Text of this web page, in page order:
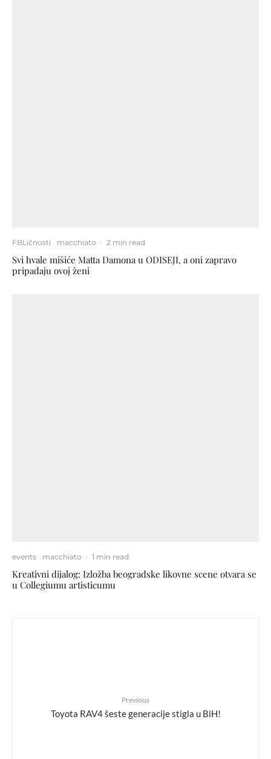
FBLičnosti macchiato · 2 min read
Svi hvale mišiće Matta Damona u ODISEJI, a oni zapravo
pripadaju ovoj ženi
events macchiato · 1 min read
Kreativni dijalog: Izložba beogradske likovne scene otvara se
u Collegiumu artisticumu
Previous
Toyota RAV4 šeste generacije stigla u BiH!